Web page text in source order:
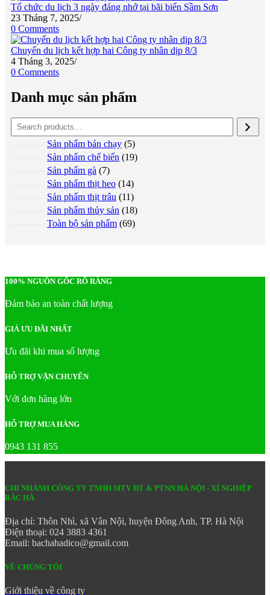
Tổ chức du lịch 3 ngày đáng nhớ tại bãi biển Sầm Sơn
23 Tháng 7, 2025/
0 Comments
Chuyến du lịch kết hợp hai Công ty nhân dịp 8/3
4 Tháng 3, 2025/
0 Comments
Danh mục sản phẩm
Sản phẩm bán chạy 55
products
Sản phẩm chế biến 1919
Sản phẩm gà 77
products
Sản phẩm thịt heo 1414
products
Sản phẩm thịt trâu 1111
products
Sản phẩm thủy sản 1818
products
Toàn bộ sản phẩm 6969
100% NGUỒN GỐC RÕ RÀNG
Đảm bảo an toàn chất lượng
GIÁ ƯU ĐÃI NHẤT
Ưu đãi khi mua số lượng
HỖ TRỢ VẬN CHUYỂN
Với đơn hàng lớn
HỖ TRỢ MUA HÀNG
0943 131 855
CHI NHÁNH CÔNG TY TNHH MTV ĐT & PTNN HÀ NỘI - XÍ NGHIỆP
BẮC HÀ
Địa chỉ: Thôn Nhì, xã Vân Nội, huyện Đông Anh, TP. Hà Nội
Điện thoại: 024 3883 4361
Email: bachahadico@gmail.com
VỀ CHÚNG TÔI
Giới thiệu về công ty